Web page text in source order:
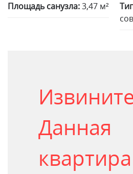
Площадь санузла:3,47 м²
Данная